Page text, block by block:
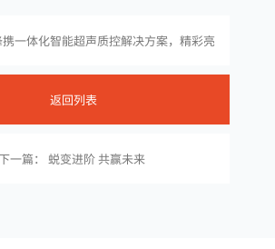
一体化智能超声质控解决方案，精彩亮
相CSUM2022
返回列表
一篇： 蜕变进阶 共赢未来